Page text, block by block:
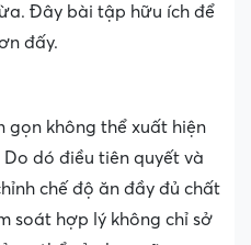
Đây bài tập hữu ích để
đấy.
gọn không thể xuất hiện
dó điều tiên quyết và
chế độ ăn đầy đủ chất
soát hợp lý không chỉ sở